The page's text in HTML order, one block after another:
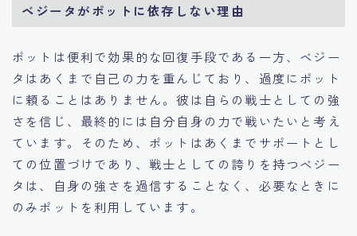
ベジータがポットに依存しない理由
ポットは便利で効果的な回復手段である一方、ベジー
タはあくまで自己の力を重んじており、過度にポット
に頼ることはありません。彼は自らの戦士としての強
さを信じ、最終的には自分自身の力で戦いたいと考え
ています。そのため、ポットはあくまでサポートとし
ての位置づけであり、戦士としての誇りを持つベジー
タは、自身の強さを過信することなく、必要なときに
のみポットを利用しています。